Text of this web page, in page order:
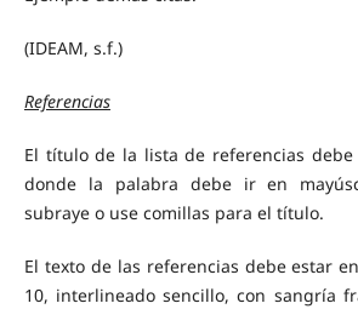
(IDEAM, s.f.)
Referencias
El título de la lista de referencias debe
donde la palabra debe ir en
subraye o use comillas para el título.
El texto de las referencias debe estar
10, interlineado sencillo, con sangría